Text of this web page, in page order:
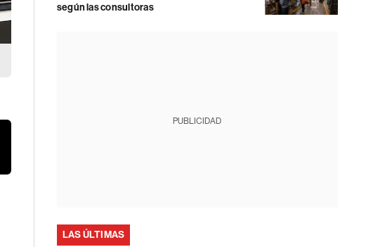
según las consultoras
PUBLICIDAD
LAS ÚLTIMAS